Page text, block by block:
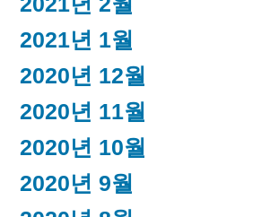
2021년 1월
2020년 12월
2020년 11월
2020년 10월
2020년 9월